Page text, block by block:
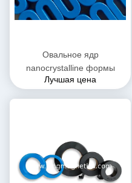
Овальное ядр
nanocrystalline формы
Лучшая цена